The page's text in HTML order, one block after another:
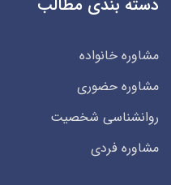
دسته بندی مطالب
مشاوره خانواده
مشاوره حضوری
روانشناسی شخصیت
مشاوره فردی